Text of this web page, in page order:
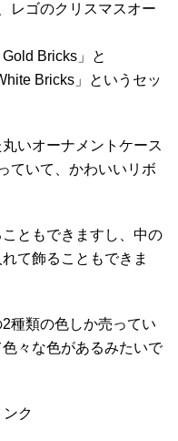
レゴのクリスマスオー
Bricks」と
Bricks」というセッ
いオーナメントケース
ていて、かわいいリボ
ともできますし、中の
て飾ることもできま
種類の色しか売ってい
々な色があるみたいで
ク